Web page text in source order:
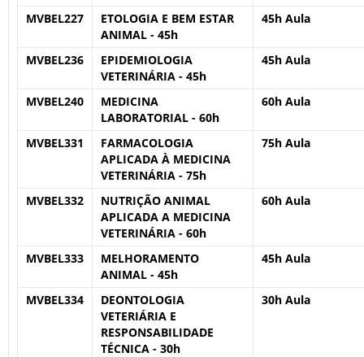
MVBEL227
ETOLOGIA E BEM ESTAR
ANIMAL - 45h
45h Aula
MVBEL236
EPIDEMIOLOGIA
VETERINÁRIA - 45h
45h Aula
MVBEL240
MEDICINA
LABORATORIAL - 60h
60h Aula
MVBEL331
FARMACOLOGIA
APLICADA À MEDICINA
VETERINÁRIA - 75h
75h Aula
MVBEL332
NUTRIÇÃO ANIMAL
APLICADA A MEDICINA
VETERINÁRIA - 60h
60h Aula
MVBEL333
MELHORAMENTO
ANIMAL - 45h
45h Aula
MVBEL334
DEONTOLOGIA
VETERIÁRIA E
RESPONSABILIDADE
TÉCNICA - 30h
30h Aula